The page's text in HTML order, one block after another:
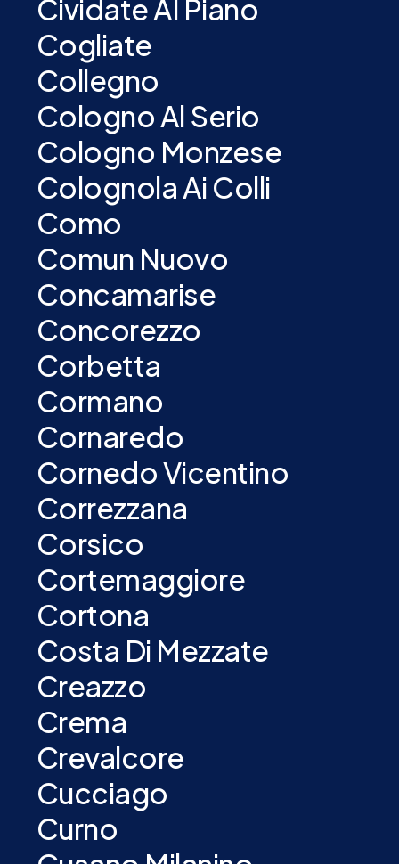
Cividate Al Piano
Cogliate
Collegno
Cologno Al Serio
Cologno Monzese
Colognola Ai Colli
Como
Comun Nuovo
Concamarise
Concorezzo
Corbetta
Cormano
Cornaredo
Cornedo Vicentino
Correzzana
Corsico
Cortemaggiore
Cortona
Costa Di Mezzate
Creazzo
Crema
Crevalcore
Cucciago
Curno